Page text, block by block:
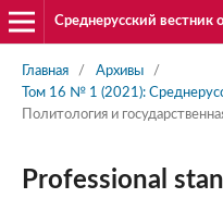
Среднерусский вестник
Главная / Архивы
/
Том 16 № 1 (2021):
Политология и
Professional